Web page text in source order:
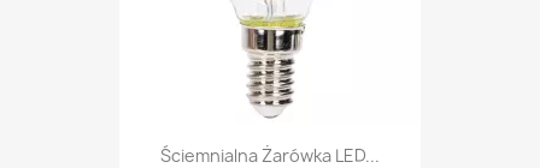
Ściemnialna Żarówka LED...